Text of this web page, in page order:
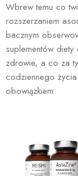
Wbrew temu co
rozszerzaniem
bacznym
suplementów
zdrowie, a co za
codziennego
obowiązkiem.